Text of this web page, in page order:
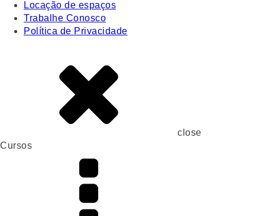
Locação de espaços
Trabalhe Conosco
Política de Privacidade
close
Cursos